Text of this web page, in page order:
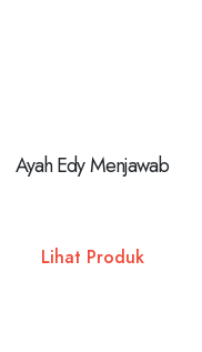
Ayah Edy Menjawab
Lihat Produk